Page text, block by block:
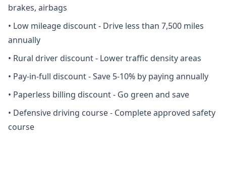
brakes, airbags
• Low mileage discount - Drive less than 7,500 miles
annually
• Rural driver discount - Lower traffic density areas
• Pay-in-full discount - Save 5-10% by paying annually
• Paperless billing discount - Go green and save
• Defensive driving course - Complete approved safety
course